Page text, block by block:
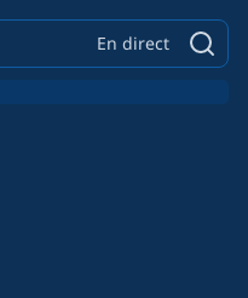
En direct